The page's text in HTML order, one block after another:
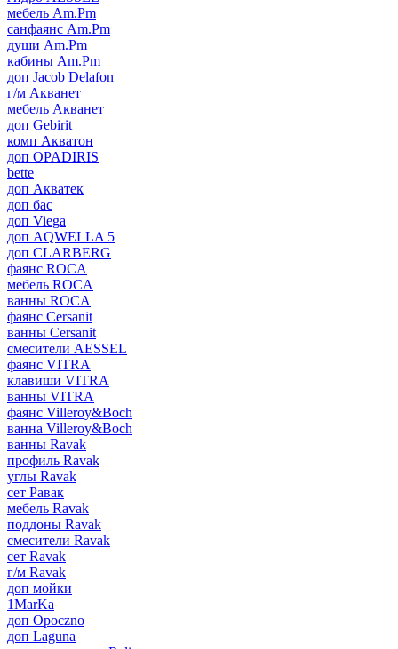
мебель Am.Pm
санфаянс Am.Pm
души Am.Pm
кабины Am.Pm
доп Jacob Delafon
г/м Акванет
мебель Акванет
доп Gebirit
комп Акватон
доп OPADIRIS
bette
доп Акватек
доп бас
доп Viega
доп AQWELLA 5
доп CLARBERG
фаянс ROCA
мебель ROCA
ванны ROCA
фаянс Cersanit
ванны Cersanit
смесители AESSEL
фаянс VITRA
клавиши VITRA
ванны VITRA
фаянс Villeroy&Boch
ванна Villeroy&Boch
ванны Ravak
профиль Ravak
углы Ravak
сет Равак
мебель Ravak
поддоны Ravak
смесители Ravak
сет Ravak
г/м Ravak
доп мойки
1MarKa
доп Opoczno
доп Laguna